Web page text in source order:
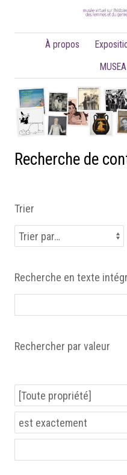
À propos
Recherche de
Trier
Recherche en texte
Rechercher par valeur